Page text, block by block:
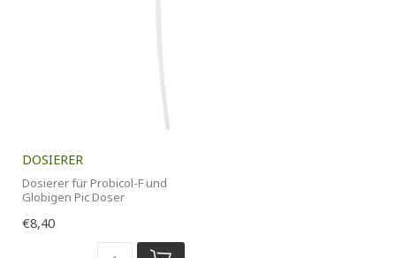
DOSIERER
Dosierer für Probicol-F und
Globigen Pic Doser
€8,40